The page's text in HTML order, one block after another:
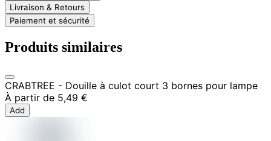
Livraison & Retours
Paiement et sécurité
Produits similaires
CRABTREE - Douille à culot court 3 bornes pour lampe
À partir de 5,49 €
Add